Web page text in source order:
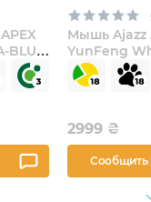
BLUE)
Мышь Ajazz
YunFeng
PRO-W)
2999 ₴
Сообщить